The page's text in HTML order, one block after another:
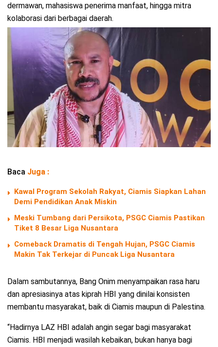
dermawan, mahasiswa penerima manfaat, hingga mitra
kolaborasi dari berbagai daerah.
Baca Juga :
Kawal Program Sekolah Rakyat, Ciamis Siapkan Lahan
Demi Pendidikan Anak Miskin
Meski Tumbang dari Persikota, PSGC Ciamis Pastikan
Tiket 8 Besar Liga Nusantara
Comeback Dramatis di Tengah Hujan, PSGC Ciamis
Makin Tak Terkejar di Puncak Liga Nusantara
Dalam sambutannya, Bang Onim menyampaikan rasa haru
dan apresiasinya atas kiprah HBI yang dinilai konsisten
membantu masyarakat, baik di Ciamis maupun di Palestina.
“Hadirnya LAZ HBI adalah angin segar bagi masyarakat
Ciamis. HBI menjadi wasilah kebaikan, bukan hanya bagi